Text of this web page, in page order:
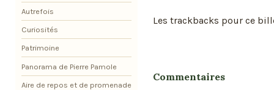
Les trackbacks pour ce
Commentaires
Autrefois
Curiosités
Patrimoine
Panorama de Pierre Pamole
Aire de repos et de promenade